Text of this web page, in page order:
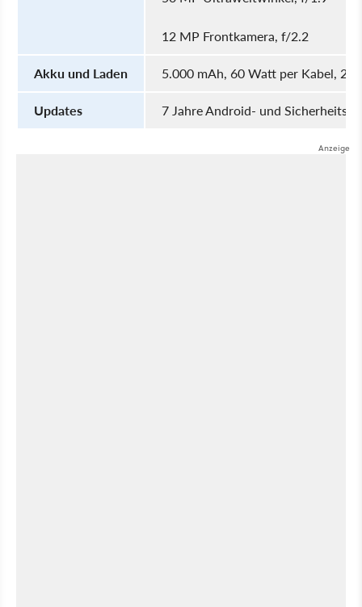
12 MP Frontkamera, f/2.2
Akku und Laden
5.000 mAh, 60 Watt per Kabel, 25
Updates
7 Jahre Android- und